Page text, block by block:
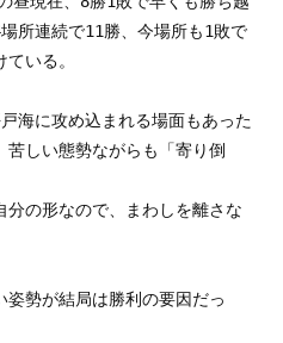
所連続で11勝、今場所も1敗で
いる。
海に攻め込まれる場面もあった
しい態勢ながらも「寄り倒
の形なので、まわしを離さな
勢が結局は勝利の要因だっ